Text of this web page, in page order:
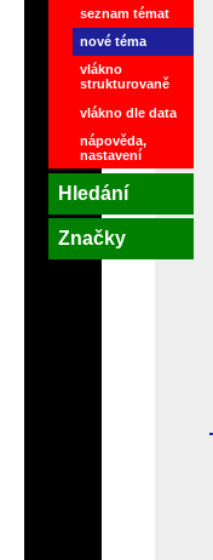
seznam témat
nové téma
vlákno
strukturovaně
vlákno dle data
nápověda,
nastavení
Hledání
Značky